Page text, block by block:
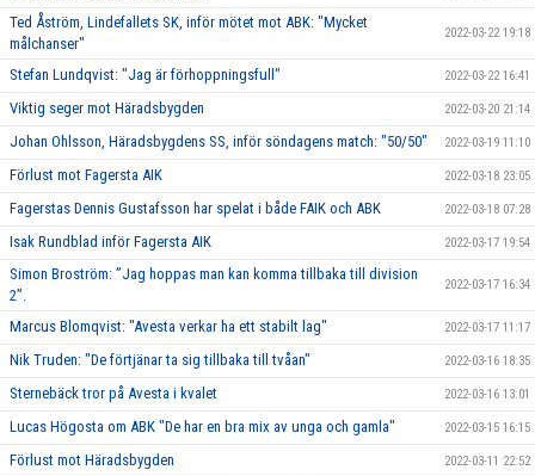
Ted Åström, Lindefallets SK, inför mötet mot ABK: "Mycket
målchanser"
2022-03-22 19:18
Stefan Lundqvist: "Jag är förhoppningsfull" 2022-03-22 16:41
Viktig seger mot Häradsbygden 2022-03-20 21:14
Johan Ohlsson, Häradsbygdens SS, inför söndagens match: "50/50" 2022-03-19 11:10
Förlust mot Fagersta AIK 2022-03-18 23:05
Fagerstas Dennis Gustafsson har spelat i både FAIK och ABK 2022-03-18 07:28
Isak Rundblad inför Fagersta AIK 2022-03-17 19:54
Simon Broström: ”Jag hoppas man kan komma tillbaka till division
2”.
2022-03-17 16:34
Marcus Blomqvist: "Avesta verkar ha ett stabilt lag" 2022-03-17 11:17
Nik Truden: "De förtjänar ta sig tillbaka till tvåan" 2022-03-16 18:35
Sternebäck tror på Avesta i kvalet 2022-03-16 13:01
Lucas Högosta om ABK "De har en bra mix av unga och gamla" 2022-03-15 16:15
Förlust mot Häradsbygden 2022-03-11 22:52